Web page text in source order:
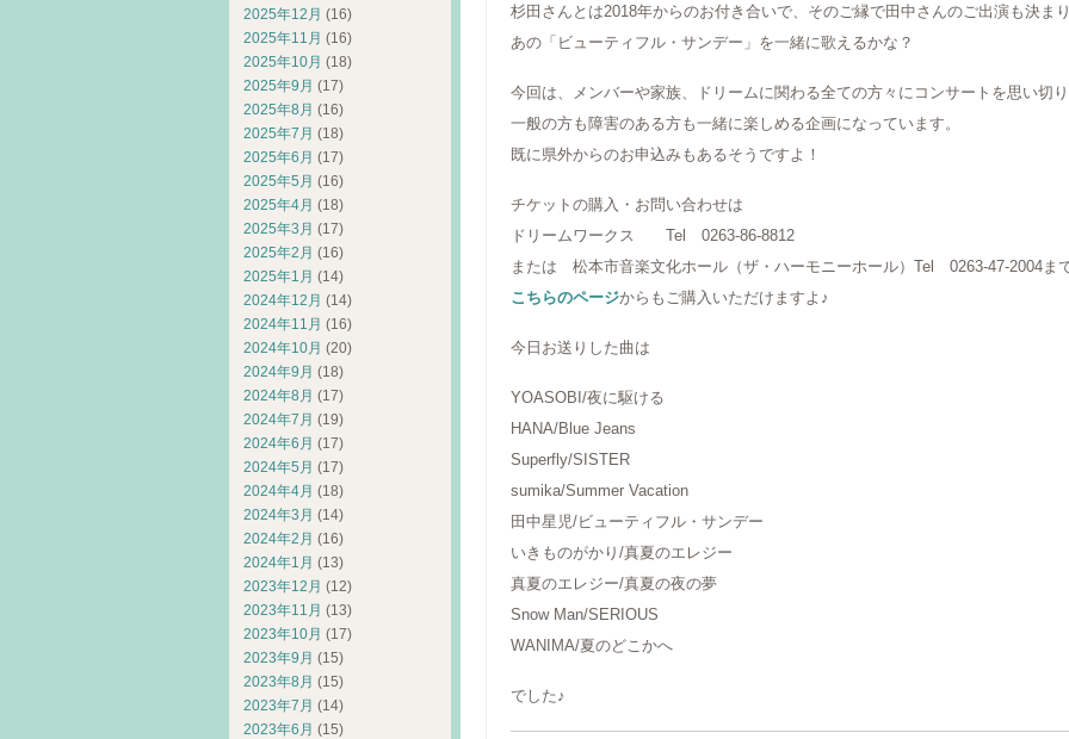
杉田さんとは2018年からのお付き合いで、そのご縁で田中さんのご出演も決ま
あの「ビューティフル・サンデー」を一緒に歌えるかな？
今回は、メンバーや家族、ドリームに関わる全ての方々にコンサートを思い切
一般の方も障害のある方も一緒に楽しめる企画になっています。
既に県外からのお申込みもあるそうですよ！
チケットの購入・お問い合わせは
ドリームワークス Tel 0263-86-8812
または 松本市音楽文化ホール（ザ・ハーモニーホール）Tel 0263-47-2004ま
こちらのページからもご購入いただけますよ♪
今日お送りした曲は
YOASOBI/夜に駆ける
HANA/Blue Jeans
Superfly/SISTER
sumika/Summer Vacation
田中星児/ビューティフル・サンデー
いきものがかり/真夏のエレジー
真夏のエレジー/真夏の夜の夢
Snow Man/SERIOUS
WANIMA/夏のどこかへ
でした♪
2025年12月 (16)
2025年11月 (16)
2025年10月 (18)
2025年9月 (17)
2025年8月 (16)
2025年7月 (18)
2025年6月 (17)
2025年5月 (16)
2025年4月 (18)
2025年3月 (17)
2025年2月 (16)
2025年1月 (14)
2024年12月 (14)
2024年11月 (16)
2024年10月 (20)
2024年9月 (18)
2024年8月 (17)
2024年7月 (19)
2024年6月 (17)
2024年5月 (17)
2024年4月 (18)
2024年3月 (14)
2024年2月 (16)
2024年1月 (13)
2023年12月 (12)
2023年11月 (13)
2023年10月 (17)
2023年9月 (15)
2023年8月 (15)
2023年7月 (14)
2023年6月 (15)